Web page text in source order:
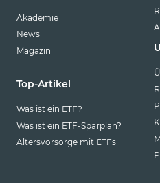
Akademie
News
Magazin
Top-Artikel
Was ist ein ETF?
Was ist ein ETF-Sparplan?
Altersvorsorge mit ETFs